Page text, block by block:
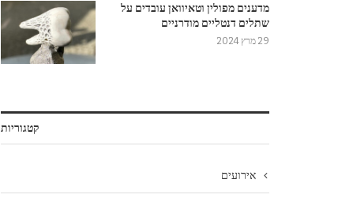
מדענים מפולין וטאיוואן עובדים על
שתלים דנטליים מודרניים
29 מרץ 2024
קטגוריות
אירועים